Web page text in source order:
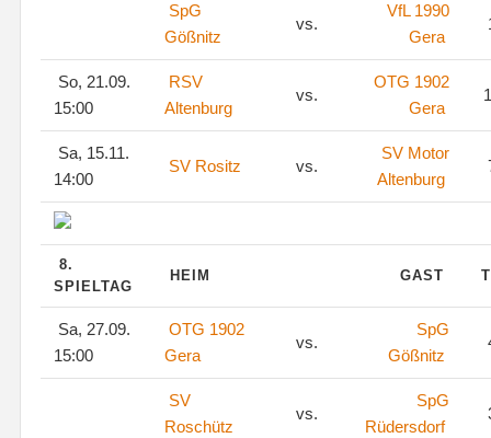
SpG
Gößnitz
vs.
VfL 1990
Gera
So, 21.09.
15:00
RSV
Altenburg
vs.
OTG 1902
Gera
Sa, 15.11.
14:00
SV Rositz vs.
SV Motor
Altenburg
8.
SPIELTAG
HEIM GAST
Sa, 27.09.
15:00
OTG 1902
Gera
vs.
SpG
Gößnitz
SV
Roschütz
vs.
SpG
Rüdersdorf